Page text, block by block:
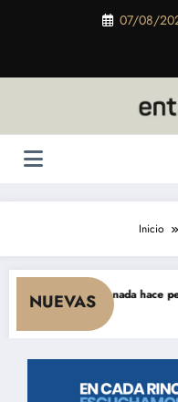
07/08/
Inicio
NUEVAS
el consumo y nada hace pensar